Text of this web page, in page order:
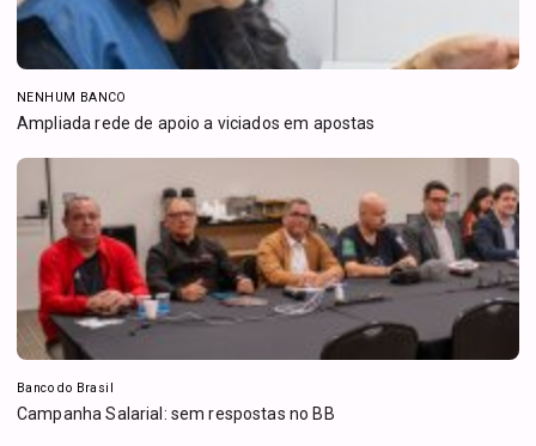
NENHUM BANCO
Ampliada rede de apoio a viciados em apostas
Banco do Brasil
Campanha Salarial: sem respostas no BB